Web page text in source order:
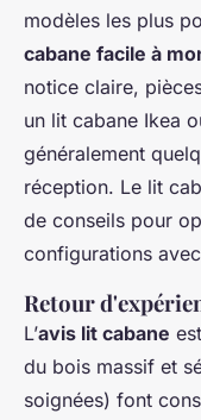
modèles les plus
cabane facile à
notice claire,
un lit cabane Ikea
généralement
réception. Le lit
de conseils pour
configurations
Retour
L’avis lit cabane
du bois massif et
soignées) font